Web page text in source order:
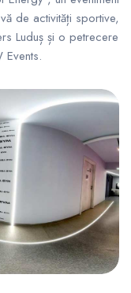
de activități sportive,
Luduș și o petrecere